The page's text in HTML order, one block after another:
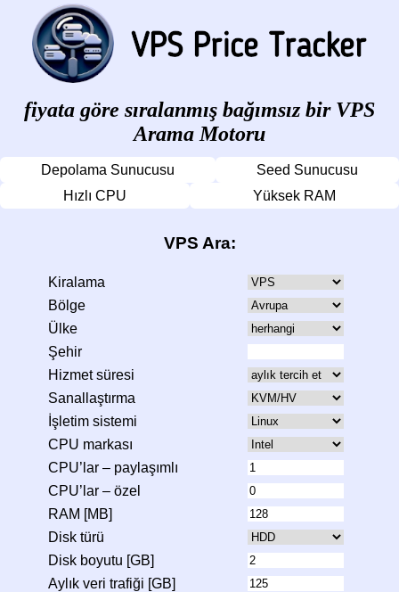
fiyata göre sıralanmış bağımsız bir VPS
Arama Motoru
Depolama Sunucusu
Seed Sunucusu
Hızlı CPU
Yüksek RAM
VPS Ara:
Kiralama
Bölge
Ülke
Şehir
Hizmet süresi
Sanallaştırma
İşletim sistemi
CPU markası
CPU’lar – paylaşımlı
CPU’lar – özel
RAM [MB]
Disk türü
Disk boyutu [GB]
Aylık veri trafiği [GB]